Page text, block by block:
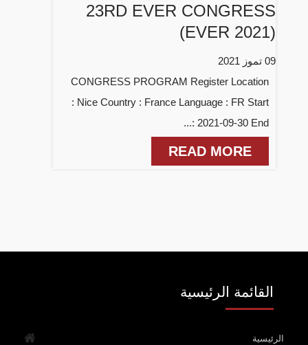
23RD EVER CONGRESS
(EVER 2021)
09 تموز 2021
CONGRESS PROGRAM Register Location
: Nice Country : France Language : FR Start
: 2021-09-30 End...
READ MORE
القائمة الرئيسية
الرئيسية